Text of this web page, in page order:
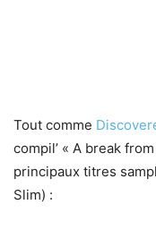
Tout comme
compil’ « A break
principaux titres
Slim) :